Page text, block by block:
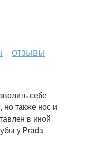
отзывы
себе
но также нос и
в иной
у Prada